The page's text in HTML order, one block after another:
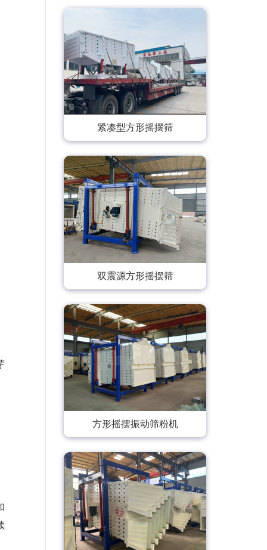
紧凑型方形摇摆筛
双震源方形摇摆筛
方形摇摆振动筛粉机